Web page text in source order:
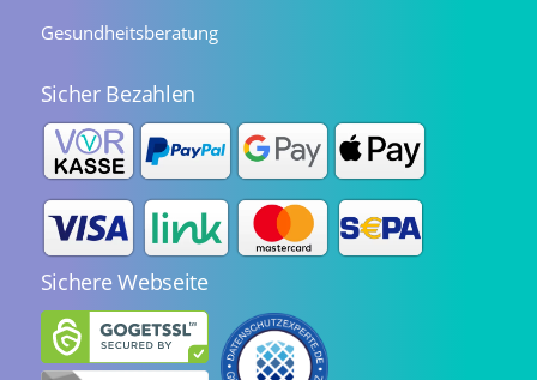
Gesundheitsberatung
Sicher Bezahlen
Sichere Webseite